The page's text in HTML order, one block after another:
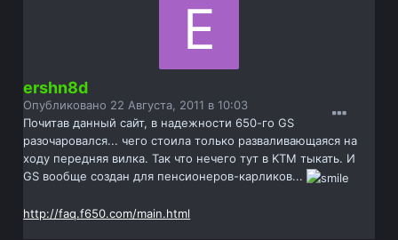
ershn8d
Опубликовано 22 Августа, 2011 в 10:03
Почитав данный сайт, в надежности 650-го GS
разочаровался... чего стоила только разваливающаяся на
ходу передняя вилка. Так что нечего тут в KTM тыкать. И
GS вообще создан для пенсионеров-карликов...
http://faq.f650.com/main.html